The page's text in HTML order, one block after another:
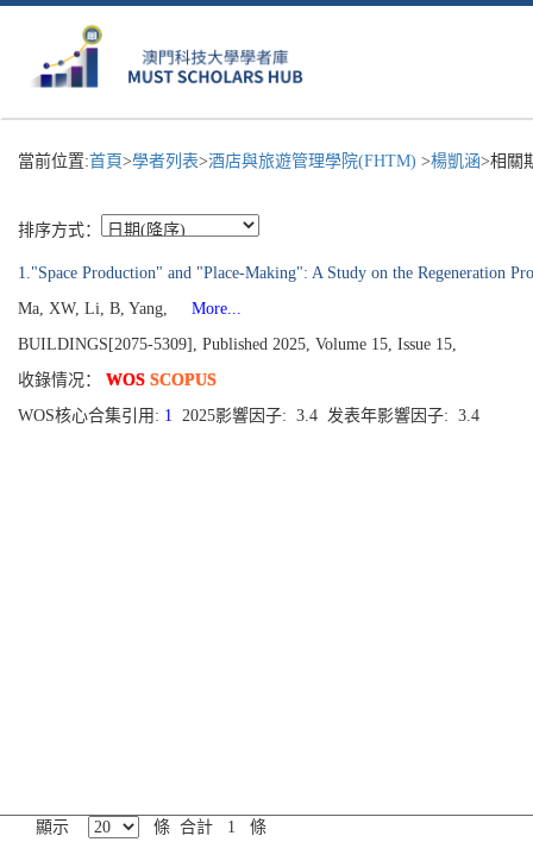
當前位置:首頁>學者列表>酒店與旅遊管理學院(FHTM) >楊凱涵>相關
排序方式：
1."Space Production" and "Place-Making": A Study on the Regeneration
Ma, XW, Li, B, Yang,
More...
BUILDINGS[2075-5309], Published 2025, Volume 15, Issue 15,
收錄情况： WOS SCOPUS
WOS核心合集引用: 1 2025影響因子: 3.4 发表年影響因子: 3.4
顯示 條 合計 1 條